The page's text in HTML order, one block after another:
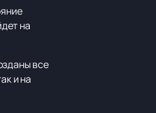
на
все
и на